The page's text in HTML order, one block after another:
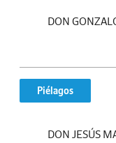
DON
Piélagos
DON JESÚS